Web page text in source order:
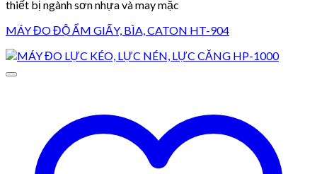
thiết bị ngành sơn nhựa và may mặc
MÁY ĐO ĐỘ ẨM GIẤY, BÌA, CATON HT-904